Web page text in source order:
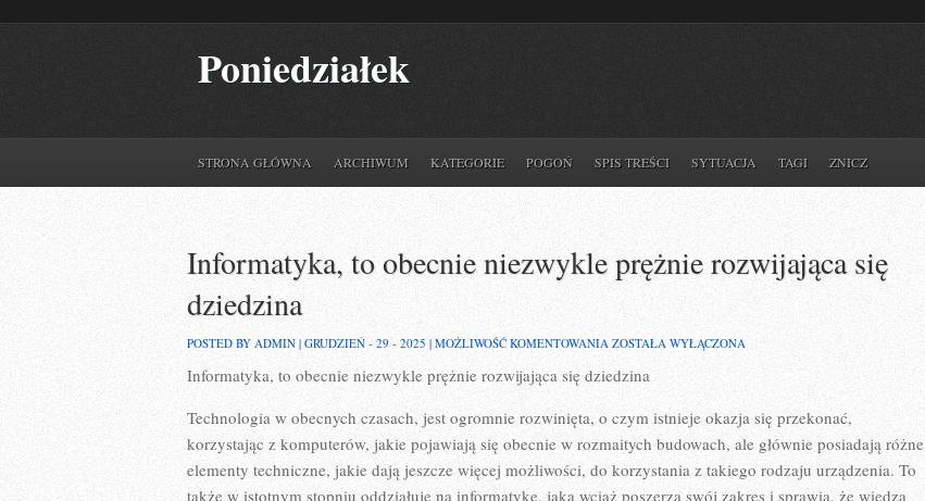
Poniedziałek
STRONA GŁÓWNA ARCHIWUM KATEGORIE POGOŃ SPIS TREŚCI SYTUACJA TAGI ZNICZ
Informatyka, to obecnie niezwykle prężnie rozwijająca się
dziedzina
POSTED BY ADMIN | GRUDZIEŃ - 29 - 2025 | MOŻLIWOŚĆ KOMENTOWANIA INFORMATYKA,
OBECNIE
ROZWIJAJĄCA
SIĘ
DZIEDZINA
ZOSTAŁA WYŁĄCZONA
Informatyka, to obecnie niezwykle prężnie rozwijająca się dziedzina
Technologia w obecnych czasach, jest ogromnie rozwinięta, o czym istnieje okazja się przekonać,
korzystając z komputerów, jakie pojawiają się obecnie w rozmaitych budowach, ale głównie posiadają różne
elementy techniczne, jakie dają jeszcze więcej możliwości, do korzystania z takiego rodzaju urządzenia. To
także w istotnym stopniu oddziałuje na informatykę, jaka wciąż poszerza swój zakres i sprawia, że wiedza